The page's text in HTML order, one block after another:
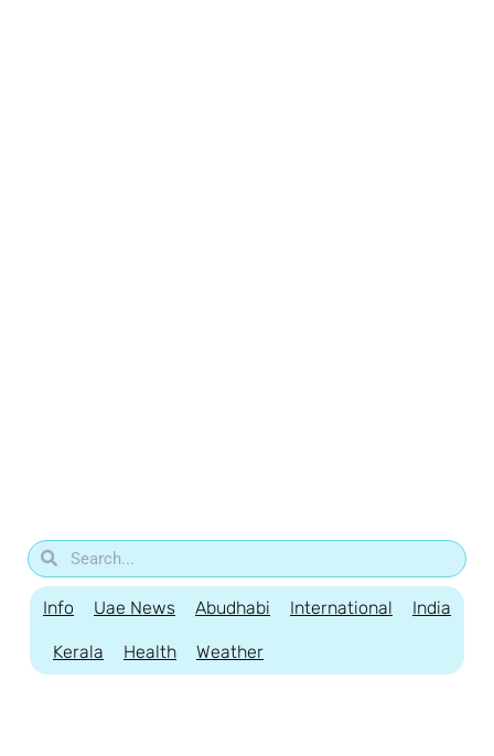
Info Uae News Abudhabi International India
Kerala Health Weather